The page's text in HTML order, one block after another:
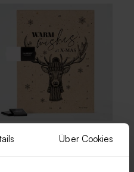
Über Cookies
'Rudolf' |